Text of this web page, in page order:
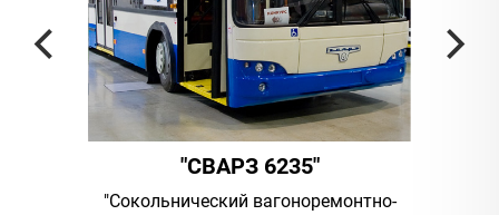
"СВАРЗ 6235"
"Сокольнический вагоноремонтно-